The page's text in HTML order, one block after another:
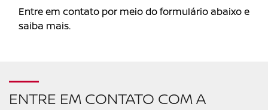
Entre em contato por meio do formulário abaixo e
saiba mais.
ENTRE EM CONTATO COM A